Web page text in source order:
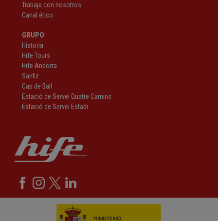
Trabaja con nosotros
Canal ético
GRUPO
Historia
Hife Tours
Hife Andorra
Sanfiz
Cap de Ball
Estació de Servei Quatre Camins
Estació de Servei Estadi